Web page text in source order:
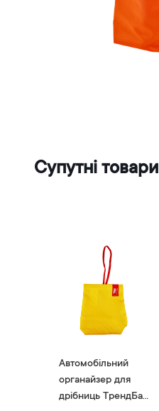
Супутні товари
Автомобільний
органайзер для
дрібниць ТрендБай